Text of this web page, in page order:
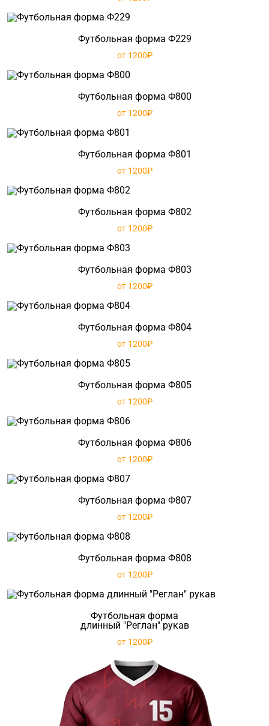
Футбольная форма Ф229
от 1200₽
Футбольная форма Ф800
от 1200₽
Футбольная форма Ф801
от 1200₽
Футбольная форма Ф802
от 1200₽
Футбольная форма Ф803
от 1200₽
Футбольная форма Ф804
от 1200₽
Футбольная форма Ф805
от 1200₽
Футбольная форма Ф806
от 1200₽
Футбольная форма Ф807
от 1200₽
Футбольная форма Ф808
от 1200₽
Футбольная форма
длинный "Реглан" рукав
от 1200₽